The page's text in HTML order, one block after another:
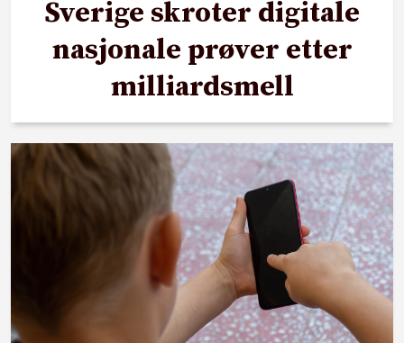
Sverige skroter digitale
nasjonale prøver etter
milliardsmell